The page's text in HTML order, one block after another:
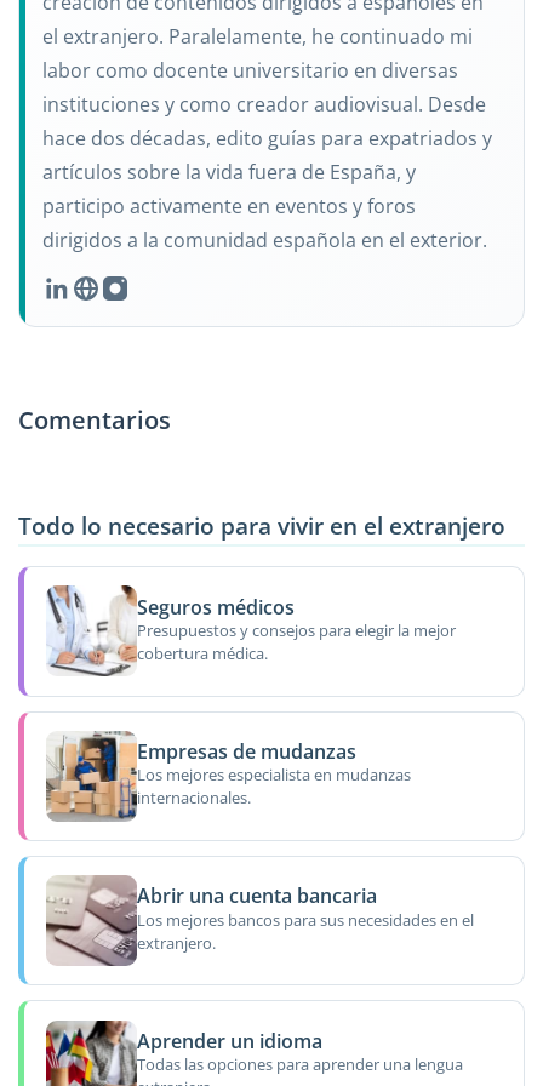
el extranjero. Paralelamente, he continuado mi
labor como docente universitario en diversas
instituciones y como creador audiovisual. Desde
hace dos décadas, edito guías para expatriados y
artículos sobre la vida fuera de España, y
participo activamente en eventos y foros
dirigidos a la comunidad española en el exterior.
Comentarios
Todo lo necesario para vivir en el extranjero
Seguros médicos
Presupuestos y consejos para elegir la mejor
cobertura médica.
Empresas de mudanzas
Los mejores especialista en mudanzas
internacionales.
Abrir una cuenta bancaria
Los mejores bancos para sus necesidades en el
extranjero.
Aprender un idioma
Todas las opciones para aprender una lengua